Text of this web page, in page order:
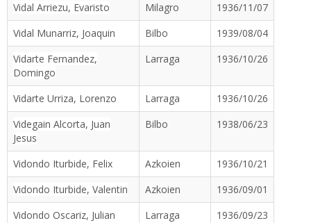
Vidal Arriezu, Evaristo
Milagro
1936/11/07
Vidal Munarriz, Joaquin
Bilbo
1939/08/04
Vidarte Fernandez,
Domingo
Larraga 1936/10/26
Vidarte Urriza, Lorenzo Larraga
1936/10/26
Videgain Alcorta, Juan
Jesus
Bilbo 1938/06/23
Vidondo Iturbide, Felix Azkoien
1936/10/21
Vidondo Iturbide, Valentin
Azkoien
1936/09/01
Vidondo Oscariz, Julian
Larraga
1936/09/23